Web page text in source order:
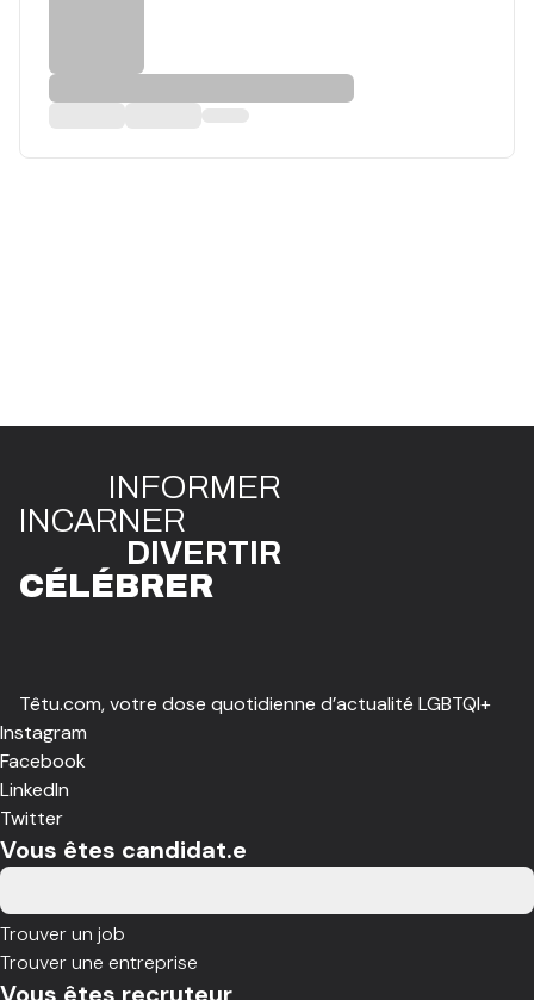
INFORMER
INCARNER
DIVERTIR
CÉLÉBRER
Têtu.com, votre dose quotidienne d’actualité LGBTQI+
Instagram
Facebook
LinkedIn
Twitter
Vous êtes candidat.e
Trouver un job
Trouver une entreprise